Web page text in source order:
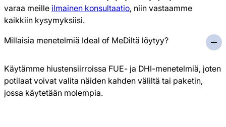
varaa meille ilmainen konsultaatio, niin vastaamme
kaikkiin kysymyksiisi.
Millaisia menetelmiä Ideal of MeDiltä löytyy?
Käytämme hiustensiirroissa FUE- ja DHI-menetelmiä, joten
potilaat voivat valita näiden kahden väliltä tai paketin,
jossa käytetään molempia.